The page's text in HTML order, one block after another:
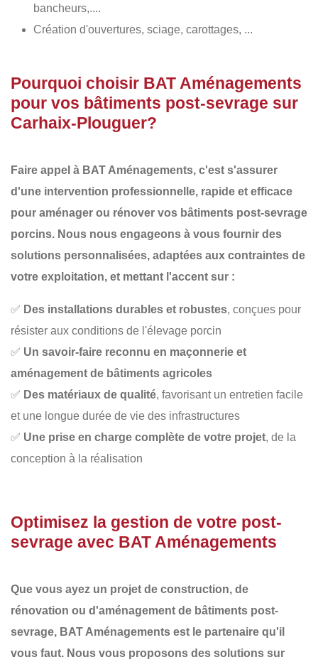
bancheurs,....
Création d'ouvertures, sciage, carottages, ...
Pourquoi choisir BAT Aménagements
pour vos bâtiments post-sevrage sur
Carhaix-Plouguer?
Faire appel à BAT Aménagements, c'est s'assurer
d'une intervention professionnelle, rapide et efficace
pour aménager ou rénover vos bâtiments post-sevrage
porcins. Nous nous engageons à vous fournir des
solutions personnalisées, adaptées aux contraintes de
votre exploitation, et mettant l'accent sur :
✅ Des installations durables et robustes, conçues pour
résister aux conditions de l'élevage porcin
✅ Un savoir-faire reconnu en maçonnerie et
aménagement de bâtiments agricoles
✅ Des matériaux de qualité, favorisant un entretien facile
et une longue durée de vie des infrastructures
✅ Une prise en charge complète de votre projet, de la
conception à la réalisation
Optimisez la gestion de votre post-
sevrage avec BAT Aménagements
Que vous ayez un projet de construction, de
rénovation ou d'aménagement de bâtiments post-
sevrage, BAT Aménagements est le partenaire qu'il
vous faut. Nous vous proposons des solutions sur